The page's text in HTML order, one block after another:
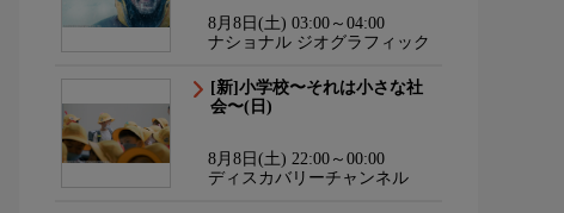
8月8日(土) 03:00～04:00
ナショナル ジオグラフィック
[新]小学校〜それは小さな社
会〜(日)
8月8日(土) 22:00～00:00
ディスカバリーチャンネル